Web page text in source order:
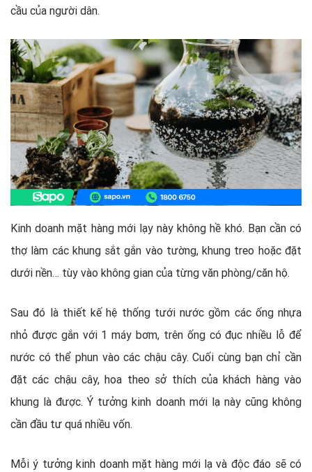
cầu của người dân.
Kinh doanh mặt hàng mới lạy này không hề khó. Bạn cần có
thợ làm các khung sắt gắn vào tường, khung treo hoặc đặt
dưới nền… tùy vào không gian của từng văn phòng/căn hộ.
Sau đó là thiết kế hệ thống tưới nước gồm các ống nhựa
nhỏ được gắn với 1 máy bơm, trên ống có đục nhiều lỗ để
nước có thể phun vào các chậu cây. Cuối cùng bạn chỉ cần
đặt các chậu cây, hoa theo sở thích của khách hàng vào
khung là được. Ý tưởng kinh doanh mới lạ này cũng không
cần đầu tư quá nhiều vốn.
Mỗi ý tưởng kinh doanh mặt hàng mới lạ và độc đáo sẽ có